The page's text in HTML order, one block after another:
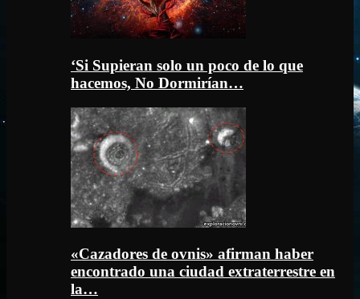
‘Si Supieran solo un poco de lo que
hacemos, No Dormirían…
«Cazadores de ovnis» afirman haber
encontrado una ciudad extraterrestre en
la…